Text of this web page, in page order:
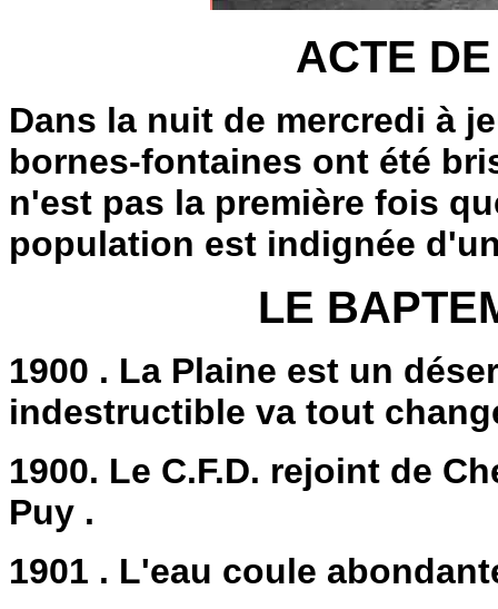
ACTE
Dans la nuit de mercredi à
bornes-fontaines ont été
n'est pas la première fois
population est indignée
LE
1900 . La Plaine est un
indestructible va tout
1900. Le C.F.D. rejoint de
Puy .
1901 . L'eau coule